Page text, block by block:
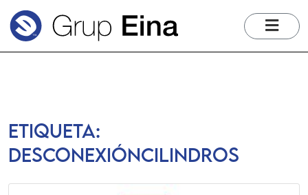
Etiqueta:
desconexióncilindros